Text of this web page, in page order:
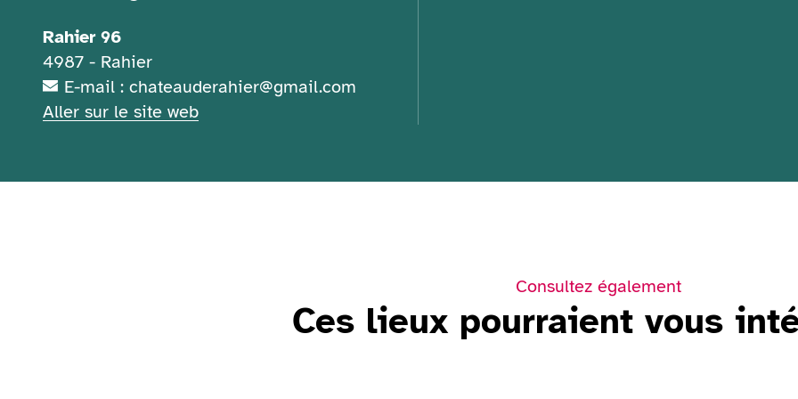
Rahier 96
4987 - Rahier
E-mail : chateauderahier@gmail.com
Aller sur le site web
Consultez également
Ces lieux pourraient vous